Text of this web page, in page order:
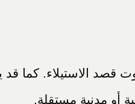
قصد الاستيلاء. كما
أو مدنية مستقلة.